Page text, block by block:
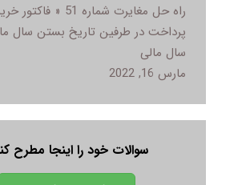
راه حل مغایرت شماره 51
پرداخت در طرفين تاريخ بستن سال
سال مالی
مارس 16, 2022
سوالات خود را اینجا مطرح